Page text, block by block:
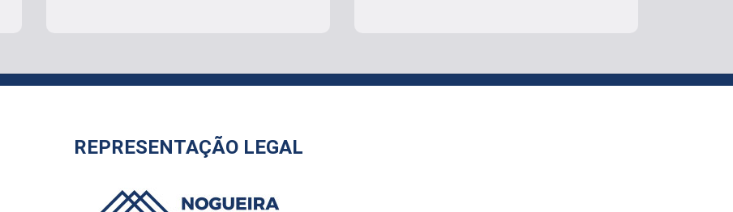
REPRESENTAÇÃO LEGAL